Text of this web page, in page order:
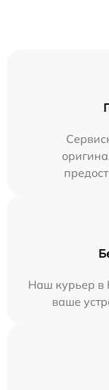
Наш курьер в
ваше